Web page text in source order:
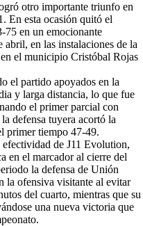
otro importante triunfo en
En esta ocasión quitó el
en un emocionante
abril, en las instalaciones de la
el municipio Cristóbal Rojas
el partido apoyados en la
y larga distancia, lo que fue
el primer parcial con
defensa tuyera acortó la
primer tiempo 47-49.
de J11 Evolution,
en el marcador al cierre del
la defensa de Unión
la ofensiva visitante al evitar
del cuarto, mientras que su
una nueva victoria que